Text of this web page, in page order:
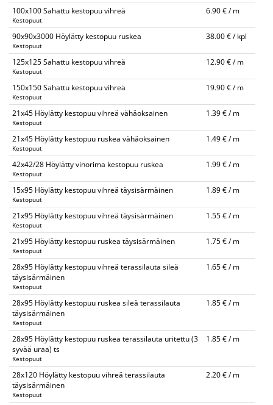
100x100 Sahattu kestopuu vihreä
Kestopuut
6.90 € / m
90x90x3000 Höylätty kestopuu ruskea
Kestopuut
38.00 € / kpl
125x125 Sahattu kestopuu vihreä
Kestopuut
12.90 € / m
150x150 Sahattu kestopuu vihreä
Kestopuut
19.90 € / m
21x45 Höylätty kestopuu vihreä vähäoksainen
Kestopuut
1.39 € / m
21x45 Höylätty kestopuu ruskea vähäoksainen
Kestopuut
1.49 € / m
42x42/28 Höylätty vinorima kestopuu ruskea
Kestopuut
1.99 € / m
15x95 Höylätty kestopuu vihreä täysisärmäinen
Kestopuut
1.89 € / m
21x95 Höylätty kestopuu vihreä täysisärmäinen
Kestopuut
1.55 € / m
21x95 Höylätty kestopuu ruskea täysisärmäinen
Kestopuut
1.75 € / m
28x95 Höylätty kestopuu vihreä terassilauta sileä
täysisärmäinen
Kestopuut
1.65 € / m
28x95 Höylätty kestopuu ruskea sileä terassilauta
täysisärmäinen
Kestopuut
1.85 € / m
28x95 Höylätty kestopuu ruskea terassilauta uritettu (3
syvää uraa) ts
Kestopuut
1.85 € / m
28x120 Höylätty kestopuu vihreä terassilauta
täysisärmäinen
Kestopuut
2.20 € / m